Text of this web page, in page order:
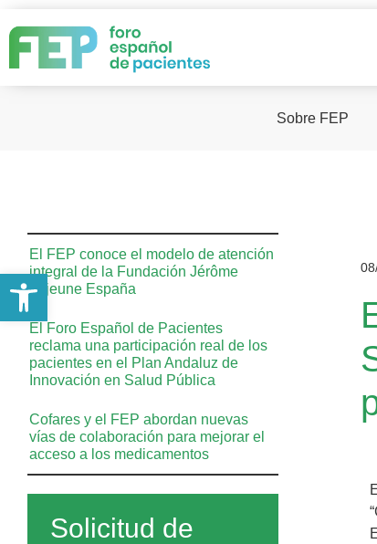
Sobre FEP
El FEP conoce el modelo de atención
integral de la Fundación Jérôme
Lejeune España
El Foro Español de Pacientes
reclama una participación real de los
pacientes en el Plan Andaluz de
Innovación en Salud Pública
Cofares y el FEP abordan nuevas
vías de colaboración para mejorar el
acceso a los medicamentos
Solicitud de
Abrir barra de herramientas